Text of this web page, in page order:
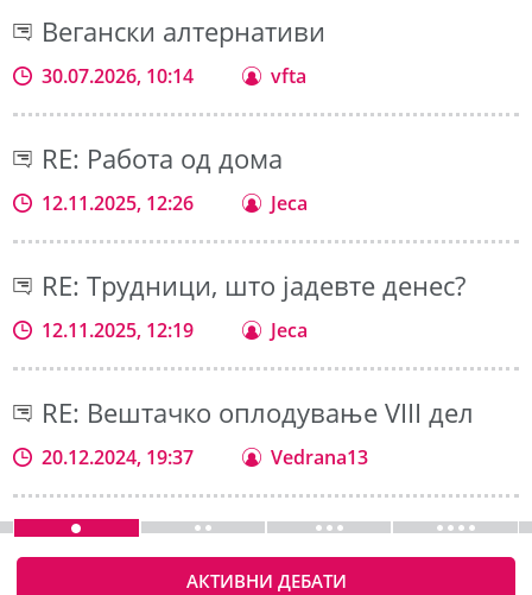
Вегански алтернативи
30.07.2026, 10:14 vfta
RE: Работа од дома
12.11.2025, 12:26 Jeca
RE: Трудници, што јадевте денес?
12.11.2025, 12:19 Jeca
RE: Вештачко оплодување VIII дел
20.12.2024, 19:37 Vedrana13
АКТИВНИ ДЕБАТИ